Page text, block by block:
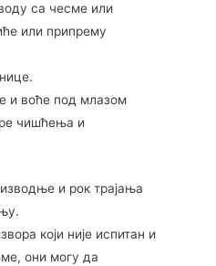
са чесме или
или припрему
и воће под млазом
чишћења и
и рок трајања
који није испитан и
они могу да